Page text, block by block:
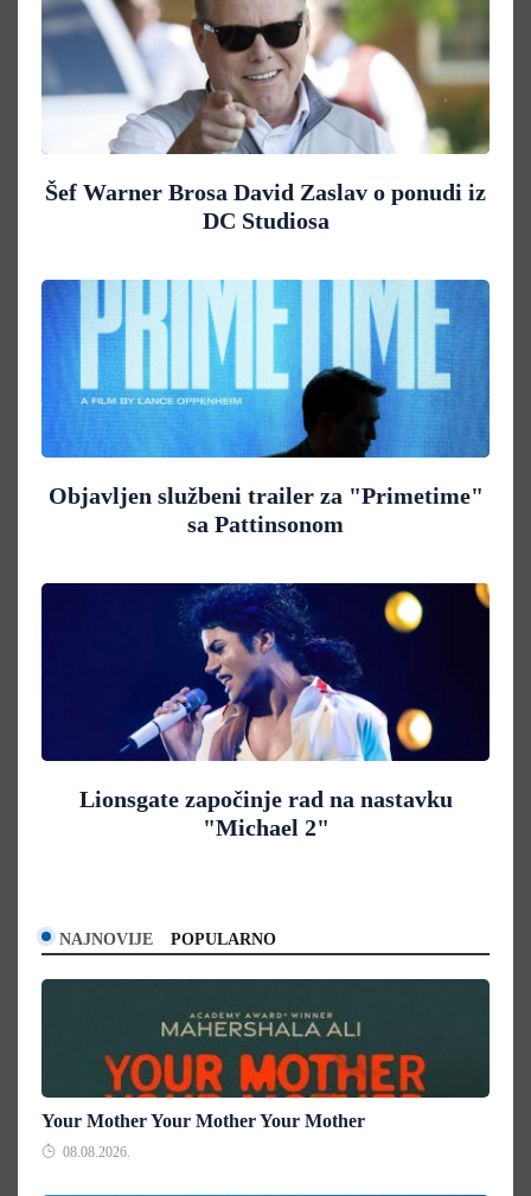
Šef Warner Brosa David Zaslav o ponudi iz
DC Studiosa
Objavljen službeni trailer za "Primetime"
sa Pattinsonom
Lionsgate započinje rad na nastavku
"Michael 2"
NAJNOVIJE POPULARNO
Your Mother Your Mother Your Mother
08.08.2026.